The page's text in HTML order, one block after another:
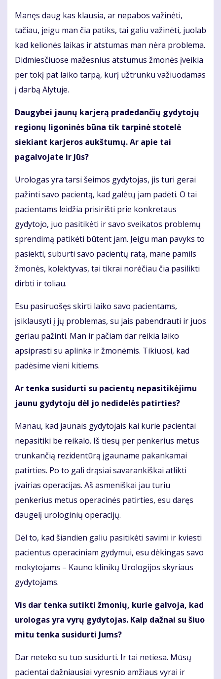
Manęs daug kas klausia, ar nepabos važinėti,
tačiau, jeigu man čia patiks, tai galiu važinėti, juolab
kad kelionės laikas ir atstumas man nėra problema.
Didmiesčiuose mažesnius atstumus žmonės įveikia
per tokį pat laiko tarpą, kurį užtrunku važiuodamas
į darbą Alytuje.
Daugybei jaunų karjerą pradedančių gydytojų
regionų ligoninės būna tik tarpinė stotelė
siekiant karjeros aukštumų. Ar apie tai
pagalvojate ir Jūs?
Urologas yra tarsi šeimos gydytojas, jis turi gerai
pažinti savo pacientą, kad galėtų jam padėti. O tai
pacientams leidžia prisirišti prie konkretaus
gydytojo, juo pasitikėti ir savo sveikatos problemų
sprendimą patikėti būtent jam. Jeigu man pavyks to
pasiekti, suburti savo pacientų ratą, mane pamils
žmonės, kolektyvas, tai tikrai norėčiau čia pasilikti
dirbti ir toliau.
Esu pasiruošęs skirti laiko savo pacientams,
įsiklausyti į jų problemas, su jais pabendrauti ir juos
geriau pažinti. Man ir pačiam dar reikia laiko
apsiprasti su aplinka ir žmonėmis. Tikiuosi, kad
padėsime vieni kitiems.
Ar tenka susidurti su pacientų nepasitikėjimu
jaunu gydytoju dėl jo nedidelės patirties?
Manau, kad jaunais gydytojais kai kurie pacientai
nepasitiki be reikalo. Iš tiesų per penkerius metus
trunkančią rezidentūrą įgauname pakankamai
patirties. Po to gali drąsiai savarankiškai atlikti
įvairias operacijas. Aš asmeniškai jau turiu
penkerius metus operacinės patirties, esu daręs
daugelį urologinių operacijų.
Dėl to, kad šiandien galiu pasitikėti savimi ir kviesti
pacientus operaciniam gydymui, esu dėkingas savo
mokytojams – Kauno klinikų Urologijos skyriaus
gydytojams.
Vis dar tenka sutikti žmonių, kurie galvoja, kad
urologas yra vyrų gydytojas. Kaip dažnai su šiuo
mitu tenka susidurti Jums?
Dar neteko su tuo susidurti. Ir tai netiesa. Mūsų
pacientai dažniausiai vyresnio amžiaus vyrai ir